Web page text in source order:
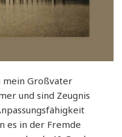
mein Großvater
und sind Zeugnis
es in der Fremde